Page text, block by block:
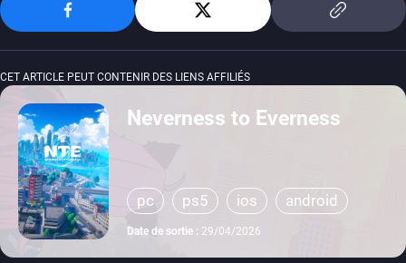
CET ARTICLE PEUT CONTENIR DES LIENS AFFILIÉS
Neverness to Everness
pc ps5 ios android
Date de sortie : 29/04/2026